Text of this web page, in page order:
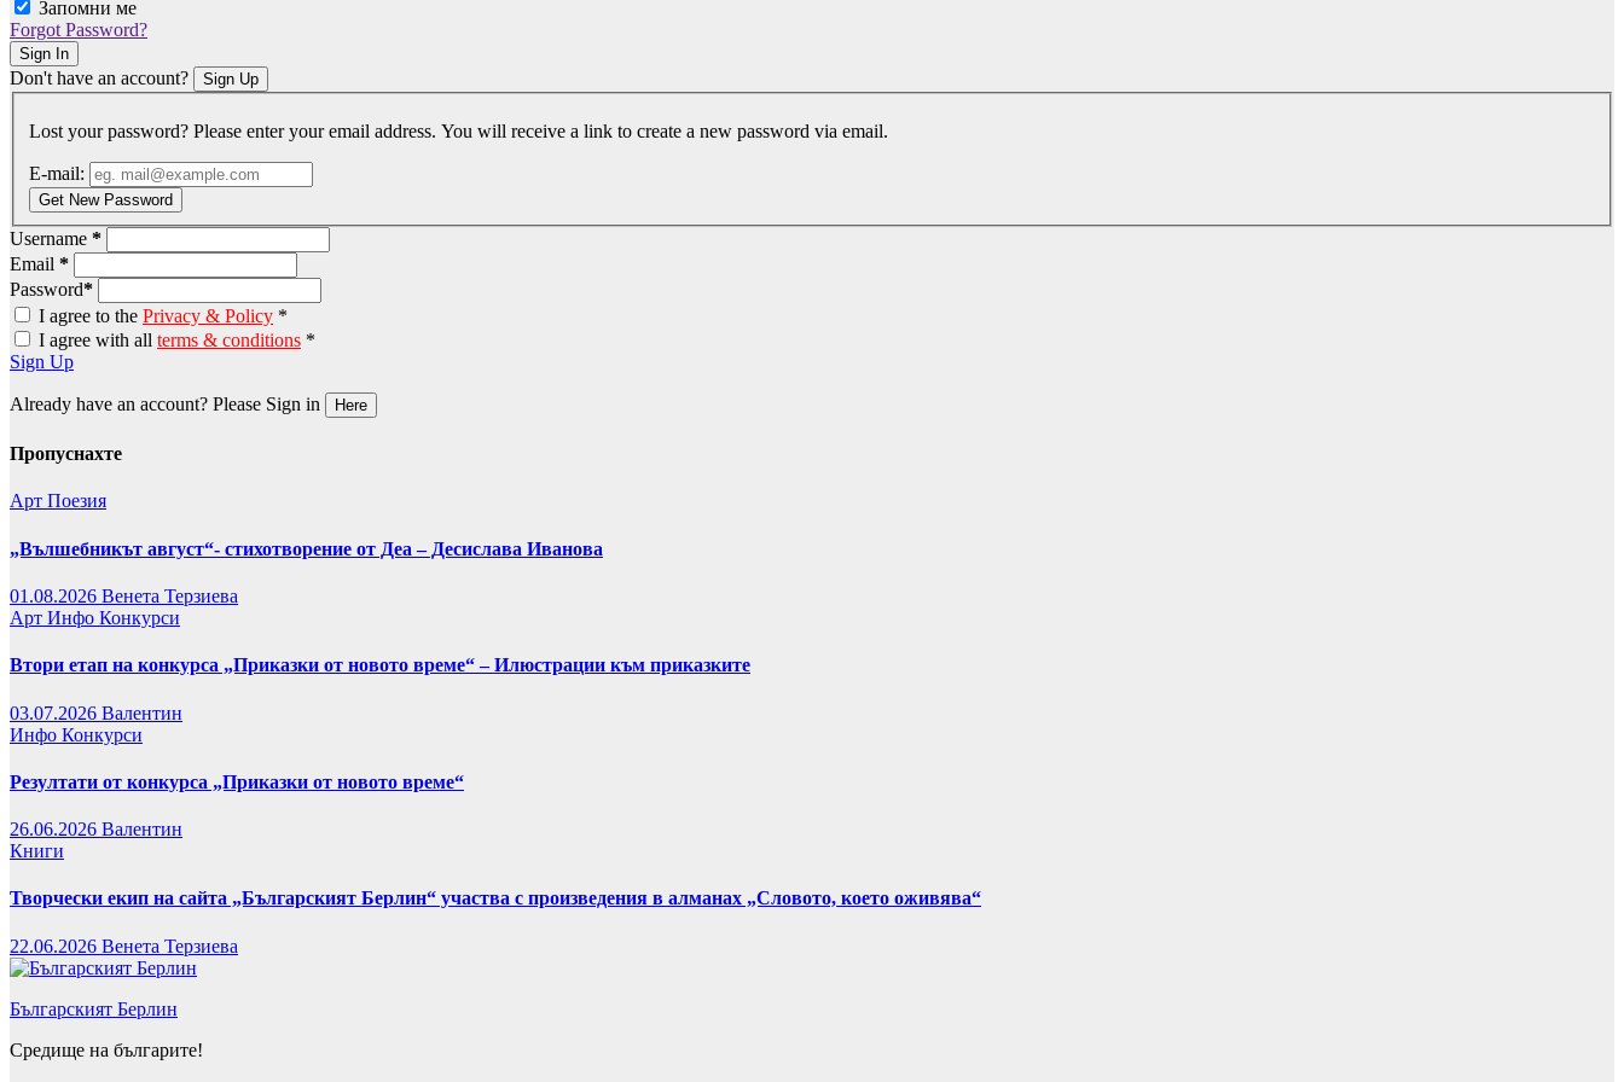
Запомни ме
Forgot Password?
Sign In
Don't have an account? Sign Up
Lost your password? Please enter your email address. You will receive a link to create a new password via email.
E-mail:
Get New Password
Username *
Email *
Password*
I agree to the Privacy & Policy *
I agree with all terms & conditions *
Sign Up
Already have an account? Please Sign in Here
Пропуснахте
Арт Поезия
„Вълшебникът август“- стихотворение от Деа – Десислава Иванова
01.08.2026 Венета Терзиева
Арт Инфо Конкурси
Втори етап на конкурса „Приказки от новото време“ – Илюстрации към приказките
03.07.2026 Валентин
Инфо Конкурси
Резултати от конкурса „Приказки от новото време“
26.06.2026 Валентин
Книги
Творчески екип на сайта „Българският Берлин“ участва с произведения в алманах „Словото, което оживява“
22.06.2026 Венета Терзиева
Българският Берлин
Средище на българите!